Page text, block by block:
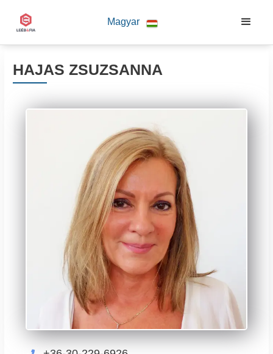
Magyar
HAJAS ZSUZSANNA